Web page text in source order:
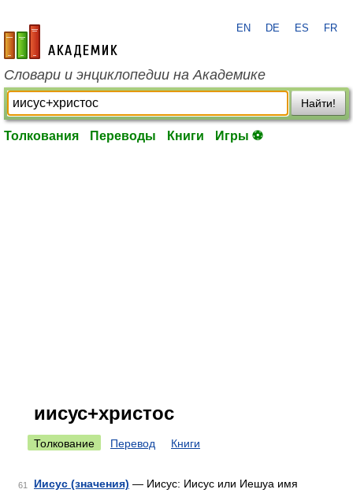
academic.ru
EN DE ES FR
Словари и энциклопедии на Академике
Найти!
Толкования Переводы Книги Игры ⚽
иисус+христос
Толкование Перевод Книги
61 Иисус (значения) — Иисус: Иисус или Иешуа имя